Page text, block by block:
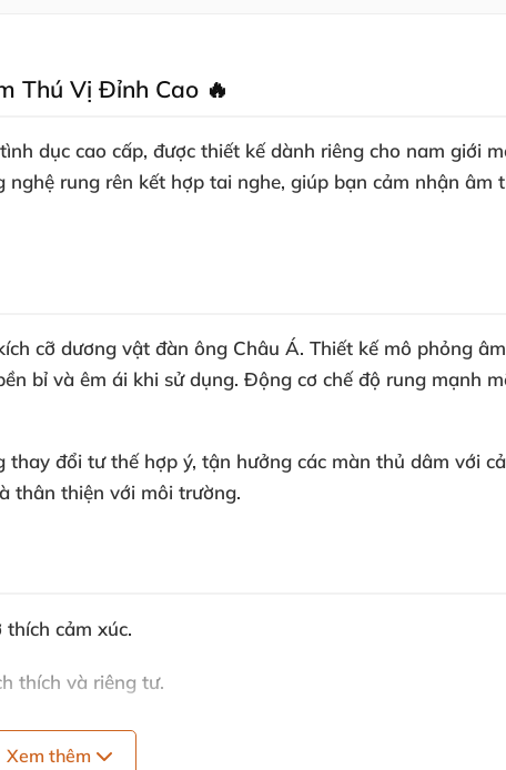
Thú Vị Đỉnh Cao 🔥
dục cao cấp, được thiết kế dành riêng cho nam giới
rung rên kết hợp tai nghe, giúp bạn cảm nhận âm
cỡ dương vật đàn ông Châu Á. Thiết kế mô phỏng
bỉ và êm ái khi sử dụng. Động cơ chế độ rung mạnh
đổi tư thế hợp ý, tận hưởng các màn thủ dâm với
thân thiện với môi trường.
cảm xúc.
thích và riêng tư.
Xem thêm